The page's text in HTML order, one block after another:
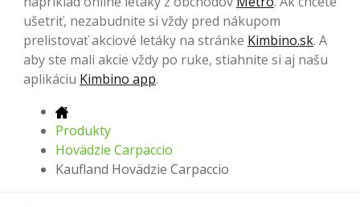
ušetriť, nezabudnite si vždy pred nákupom
prelistovať akciové letáky na stránke Kimbino.sk. A
aby ste mali akcie vždy po ruke, stiahnite si aj našu
aplikáciu Kimbino app.
Produkty
Hovädzie Carpaccio
Kaufland Hovädzie Carpaccio